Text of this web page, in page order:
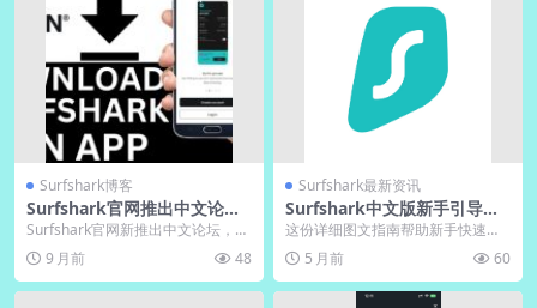
Surfshark博客
Surfshark官网推出中文论坛
｜VPN下载经验交流
Surfshark官网新推出中文论坛，用
户可在此分享VPN下载和使用经
验，交流网...
9 月前 48
Surfshark最新资讯
Surfshark中文版新手引导教
程中文解说视频
这份详细图文指南帮助新手快速掌
握Surfshark中文版使用技巧，从安
装注册到首...
5 月前 60